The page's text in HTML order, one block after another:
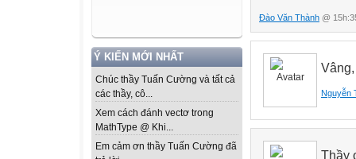
Ý KIẾN MỚI NHẤT
Chúc thầy Tuấn Cường và tất cả
các thầy, cô...
Xem cách đánh vectơ trong
MathType @ Khi...
Em cảm ơn thầy Tuấn Cường đã
Đào Văn Thành @
Nguyễn
Thầy